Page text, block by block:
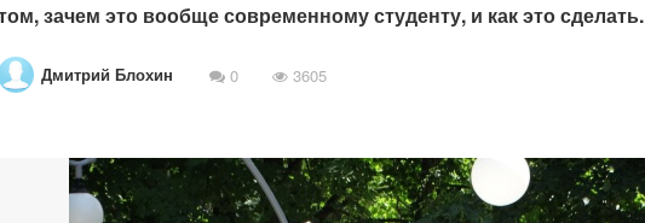
зачем это вообще современному студенту, и как это сделать.
Дмитрий Блохин 0 3605